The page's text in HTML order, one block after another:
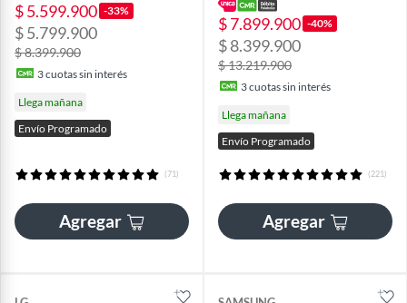
$ 5.599.900 -33%
$ 5.799.900
$ 8.399.900
3cuotas sin interés
Llega mañana
Envío Programado
(71)
Agregar
$ 7.899.900 -40%
$ 8.399.900
$ 13.219.900
3cuotas sin interés
Llega mañana
Envío Programado
(221)
Agregar